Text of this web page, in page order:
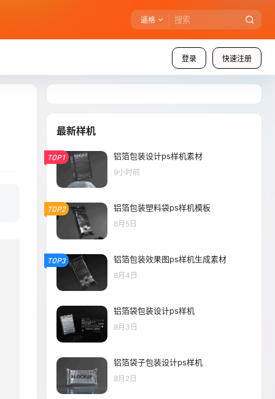
逼格
登录 快速注册
最新样机
TOP1 铝箔包装设计ps样机素材
9小时前
TOP2 铝箔包装塑料袋ps样机模板
8月5日
TOP3 铝箔包装效果图ps样机生成素材
8月4日
铝箔袋包装设计ps样机
8月3日
铝箔袋子包装设计ps样机
8月2日